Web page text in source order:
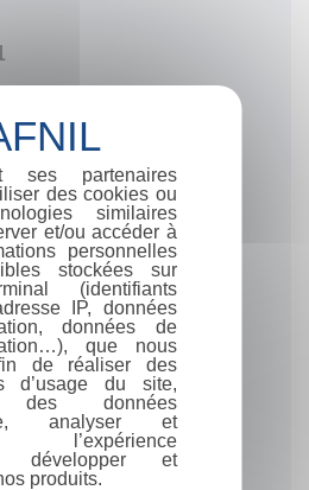
:
ses partenaires
des cookies ou
similaires
et/ou accéder à
personnelles
stockées sur
(identifiants
IP, données
données de
que nous
de réaliser des
d’usage du site,
des données
analyser et
l’expérience
développer et
produits.